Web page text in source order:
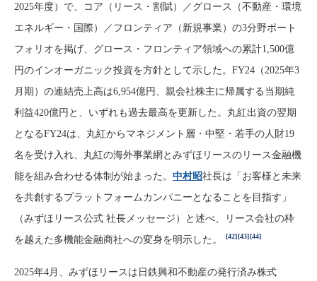
2025年度）で、コア（リース・割賦）／グロース（不動産・環境
エネルギー・国際）／フロンティア（新規事業）の3分野ポート
フォリオを掲げ、グロース・フロンティア領域への累計1,500億
円のインオーガニック投資を方針として示した。FY24（2025年3
月期）の連結売上高は6,954億円、親会社株主に帰属する当期純
利益420億円と、いずれも過去最高を更新した。丸紅出資の翌期
となるFY24は、丸紅からマネジメント層・中堅・若手の人財19
名を受け入れ、丸紅の海外事業網とみずほリースのリース金融機
能を組み合わせる体制が始まった。 中村昭社長は「お客様と未来
を共創するプラットフォームカンパニーとなることを目指す」
（みずほリース公式 社長メッセージ）と述べ、リース会社の枠
を越えた多機能金融商社への変身を明示した。
[42][43][44]
2025年4月、みずほリースは日鉄興和不動産の発行済み株式